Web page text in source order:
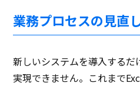
業務プロセスの見直
新しいシステムを導入する
実現できません。これまで